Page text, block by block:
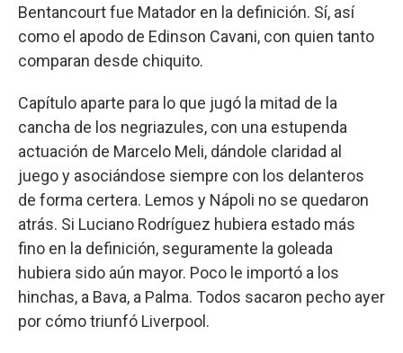
Bentancourt fue Matador en la definición. Sí, así
como el apodo de Edinson Cavani, con quien tanto
comparan desde chiquito.
Capítulo aparte para lo que jugó la mitad de la
cancha de los negriazules, con una estupenda
actuación de Marcelo Meli, dándole claridad al
juego y asociándose siempre con los delanteros
de forma certera. Lemos y Nápoli no se quedaron
atrás. Si Luciano Rodríguez hubiera estado más
fino en la definición, seguramente la goleada
hubiera sido aún mayor. Poco le importó a los
hinchas, a Bava, a Palma. Todos sacaron pecho ayer
por cómo triunfó Liverpool.